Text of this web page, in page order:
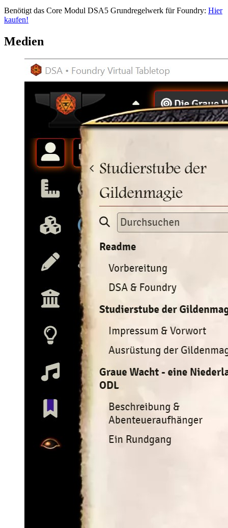
Benötigt das Core Modul DSA5 Grundregelwerk für Foundry: Hier
kaufen!
Medien